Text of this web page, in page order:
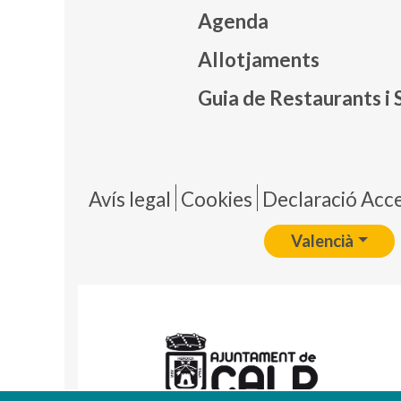
Agenda
Allotjaments
Guia de Restaurants i
Pie
Avís legal Cookies Declaració
Valencià